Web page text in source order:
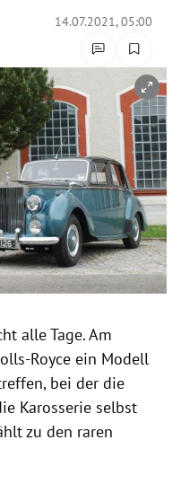
14.07.2021, 05:00
alle Tage. Am
Royce ein Modell
bei der die
Karosserie selbst
zu den raren